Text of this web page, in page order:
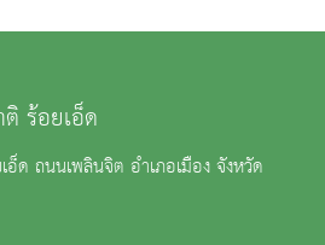
ร้อยเอ็ด
ด ถนนเพลินจิต อำเภอเมือง จังหวัด